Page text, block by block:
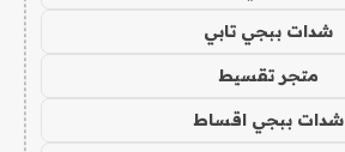
شدات ببجي تابي
متجر تقسيط
شدات ببجي اقساط